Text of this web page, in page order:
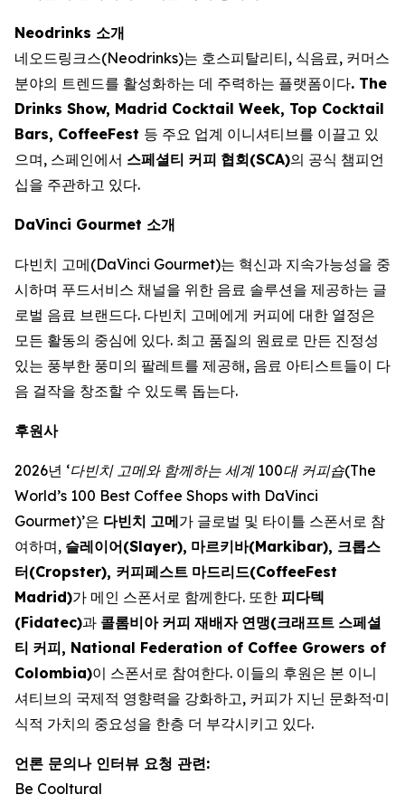
Neodrinks 소개
네오드링크스(Neodrinks)는 호스피탈리티, 식음료, 커머스
분야의 트렌드를 활성화하는 데 주력하는 플랫폼이다. The
Drinks Show, Madrid Cocktail Week, Top Cocktail
Bars, CoffeeFest 등 주요 업계 이니셔티브를 이끌고 있
으며, 스페인에서 스페셜티 커피 협회(SCA)의 공식 챔피언
십을 주관하고 있다.
DaVinci Gourmet 소개
다빈치 고메(DaVinci Gourmet)는 혁신과 지속가능성을 중
시하며 푸드서비스 채널을 위한 음료 솔루션을 제공하는 글
로벌 음료 브랜드다. 다빈치 고메에게 커피에 대한 열정은
모든 활동의 중심에 있다. 최고 품질의 원료로 만든 진정성
있는 풍부한 풍미의 팔레트를 제공해, 음료 아티스트들이 다
음 걸작을 창조할 수 있도록 돕는다. ​
후원사
2026년 ‘다빈치 고메와 함께하는 세계100대 커피숍(The
World’s 100 Best Coffee Shops with DaVinci
Gourmet)’은 다빈치 고메가 글로벌 및 타이틀 스폰서로 참
여하며, 슬레이어(Slayer), 마르키바(Markibar), 크롭스
터(Cropster), 커피페스트 마드리드(CoffeeFest
Madrid)가 메인 스폰서로 함께한다. 또한 피다텍
(Fidatec)과 콜롬비아 커피 재배자 연맹(크래프트 스페셜
티 커피, National Federation of Coffee Growers of
Colombia)이 스폰서로 참여한다. 이들의 후원은 본 이니
셔티브의 국제적 영향력을 강화하고, 커피가 지닌 문화적·미
식적 가치의 중요성을 한층 더 부각시키고 있다.
언론 문의나 인터뷰 요청 관련:
Be Cooltural